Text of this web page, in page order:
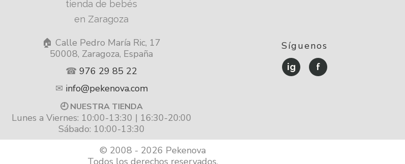
🏠 Calle Pedro María Ric, 17
50008, Zaragoza, España
☎976 29 85 22
✉ info@pekenova.com
🕘 NUESTRA TIENDA
Lunes a Viernes: 10:00-13:30 | 16:30-20:00
Sábado: 10:00-13:30
Síguenos
ig f
© 2008 - 2026 Pekenova